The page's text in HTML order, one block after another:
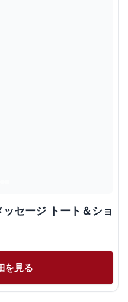
セージ トート＆ショ
を見る